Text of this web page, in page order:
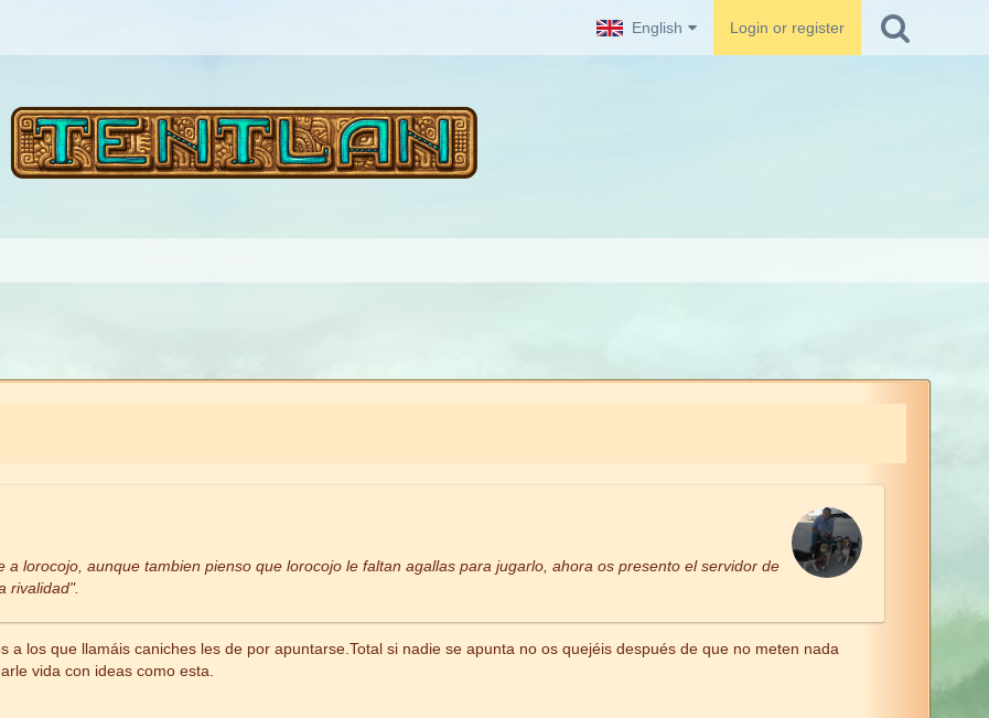
English Login or register
lorocojo, aunque tambien pienso que lorocojo le faltan agallas para jugarlo, ahora os presento el servidor de
rivalidad".
los que llamáis caniches les de por apuntarse.Total si nadie se apunta no os quejéis después de que no meten nada
vida con ideas como esta.